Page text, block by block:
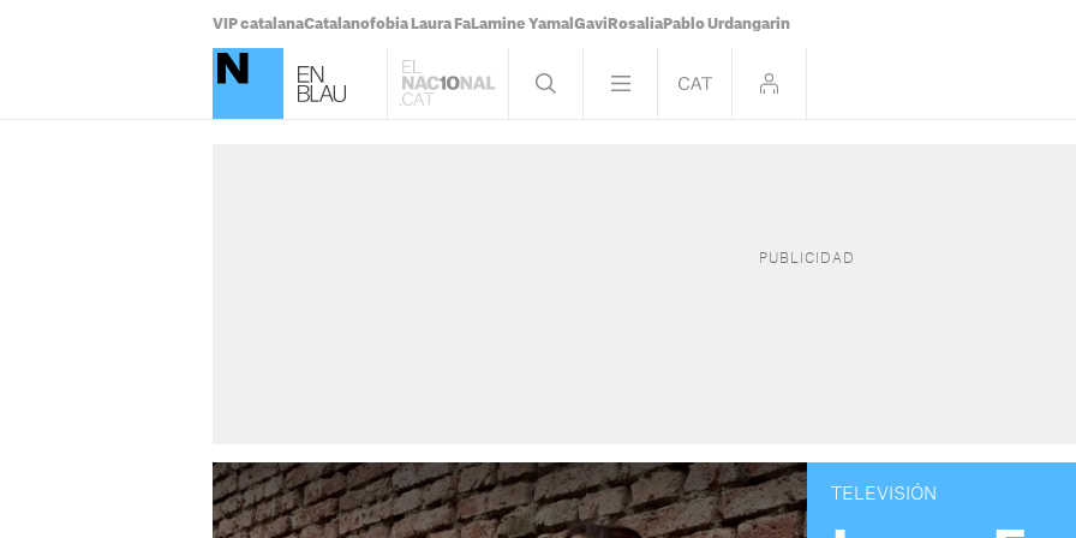
VIP catalanaCatalanofobia Laura Fa Lamine Yamal Gavi Rosalía Pablo Urdangarin
TELEVISIÓN